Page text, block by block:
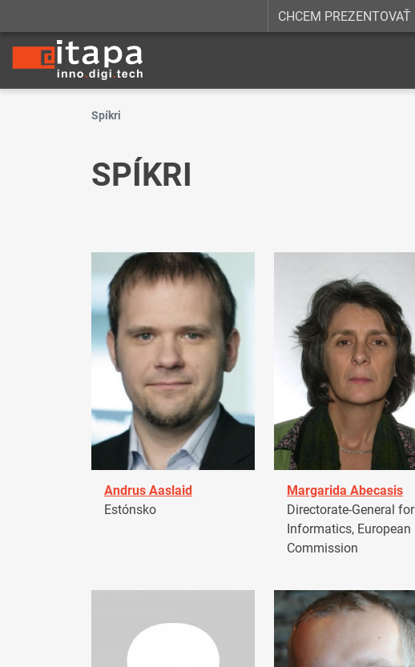
CHCEM PREZENTOVAŤ
Spíkri
SPÍKRI
Andrus Aaslaid
Estónsko
Margarida Abecasis
Directorate-General for
Informatics, European
Commission